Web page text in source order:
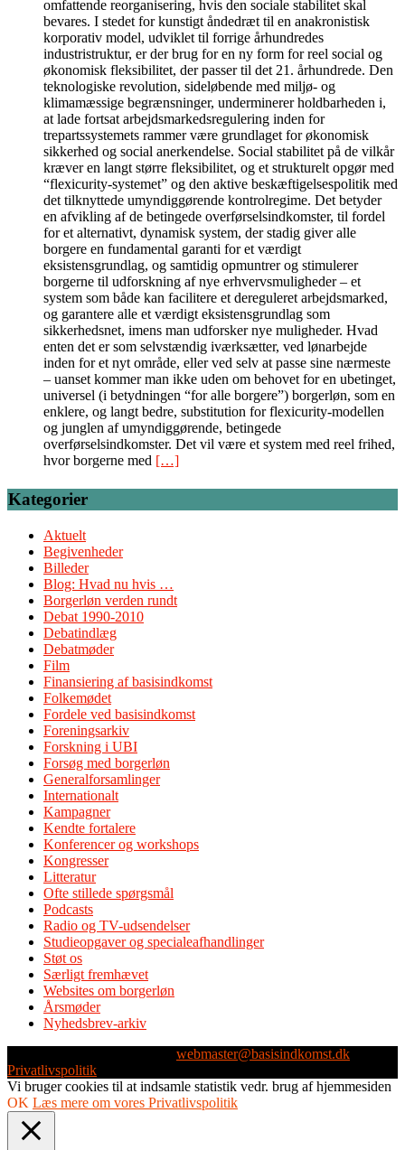
omfattende reorganisering, hvis den sociale stabilitet skal
bevares. I stedet for kunstigt åndedræt til en anakronistisk
korporativ model, udviklet til forrige århundredes
industristruktur, er der brug for en ny form for reel social og
økonomisk fleksibilitet, der passer til det 21. århundrede. Den
teknologiske revolution, sideløbende med miljø- og
klimamæssige begrænsninger, underminerer holdbarheden i,
at lade fortsat arbejdsmarkedsregulering inden for
trepartssystemets rammer være grundlaget for økonomisk
sikkerhed og social anerkendelse. Social stabilitet på de vilkår
kræver en langt større fleksibilitet, og et strukturelt opgør med
“flexicurity-systemet” og den aktive beskæftigelsespolitik med
det tilknyttede umyndiggørende kontrolregime. Det betyder
en afvikling af de betingede overførselsindkomster, til fordel
for et alternativt, dynamisk system, der stadig giver alle
borgere en fundamental garanti for et værdigt
eksistensgrundlag, og samtidig opmuntrer og stimulerer
borgerne til udforskning af nye erhvervsmuligheder – et
system som både kan facilitere et dereguleret arbejdsmarked,
og garantere alle et værdigt eksistensgrundlag som
sikkerhedsnet, imens man udforsker nye muligheder. Hvad
enten det er som selvstændig iværksætter, ved lønarbejde
inden for et nyt område, eller ved selv at passe sine nærmeste
– uanset kommer man ikke uden om behovet for en ubetinget,
universel (i betydningen “for alle borgere”) borgerløn, som en
enklere, og langt bedre, substitution for flexicurity-modellen
og junglen af umyndiggørende, betingede
overførselsindkomster. Det vil være et system med reel frihed,
hvor borgerne med […]
Kategorier
Aktuelt
Begivenheder
Billeder
Blog: Hvad nu hvis …
Borgerløn verden rundt
Debat 1990-2010
Debatindlæg
Debatmøder
Film
Finansiering af basisindkomst
Folkemødet
Fordele ved basisindkomst
Foreningsarkiv
Forskning i UBI
Forsøg med borgerløn
Generalforsamlinger
Internationalt
Kampagner
Kendte fortalere
Konferencer og workshops
Kongresser
Litteratur
Ofte stillede spørgsmål
Podcasts
Radio og TV-udsendelser
Studieopgaver og specialeafhandlinger
Støt os
Særligt fremhævet
Websites om borgerløn
Årsmøder
Nyhedsbrev-arkiv
webmaster@basisindkomst.dk
Privatlivspolitik
Vi bruger cookies til at indsamle statistik vedr. brug af hjemmesiden
OK Læs mere om vores Privatlivspolitik